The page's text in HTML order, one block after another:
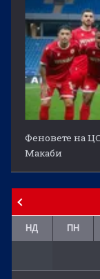
Феновете на
Макаби
НД ПН